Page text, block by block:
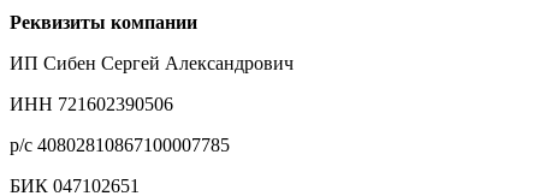
Реквизиты компании
ИП Сибен Сергей Александрович
ИНН 721602390506
р/с 40802810867100007785
БИК 047102651